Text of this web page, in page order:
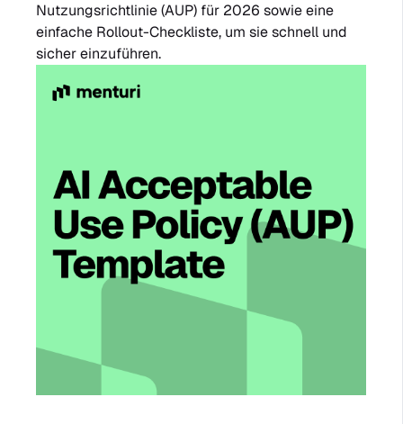
Nutzungsrichtlinie (AUP) für 2026 sowie eine
einfache Rollout-Checkliste, um sie schnell und
sicher einzuführen.